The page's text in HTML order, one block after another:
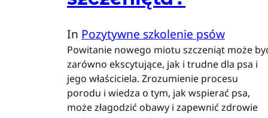
In Pozytywne szkolenie psów
Powitanie nowego miotu szczeniąt może
zarówno ekscytujące, jak i trudne dla psa i
jego właściciela. Zrozumienie procesu
porodu i wiedza o tym, jak wspierać psa,
może złagodzić obawy i zapewnić zdrowie